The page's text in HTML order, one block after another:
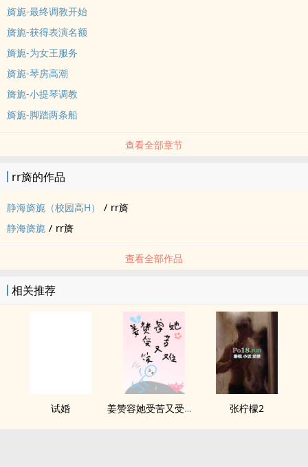
旖旎-最终调教开始
旖旎-获得表演名额
旖旎-为女王服务
旖旎-琴房高潮
旖旎-小提琴调教
旖旎-脚踏两条船
查看全部章节
rr旖的作品
静海旖旎（校园高H） / rr旖
静海旖旎 / rr旖
查看全部作品
相关推荐
试婚 姜赞容她受苦又受难（NPH） 张柠檬2